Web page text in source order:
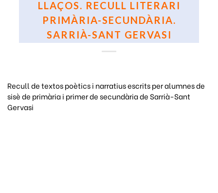
LLAÇOS. RECULL LITERARI
PRIMÀRIA-SECUNDÀRIA.
SARRIÀ-SANT GERVASI
Recull de textos poètics i narratius escrits per alumnes de
sisè de primària i primer de secundària de Sarrià-Sant
Gervasi